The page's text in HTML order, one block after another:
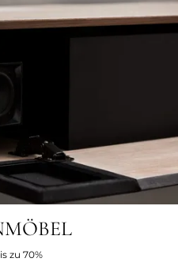
zu 70%